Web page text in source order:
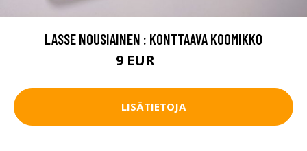
LASSE NOUSIAINEN : KONTTAAVA KOOMIKKO
9 EUR
LISÄTIETOJA